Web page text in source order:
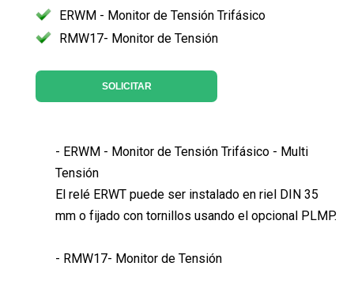
ERWM - Monitor de Tensión Trifásico
RMW17- Monitor de Tensión
SOLICITAR
- ERWM - Monitor de Tensión Trifásico - Multi
Tensión
El relé ERWT puede ser instalado en riel DIN 35
mm o fijado con tornillos usando el opcional PLMP.
- RMW17- Monitor de Tensión